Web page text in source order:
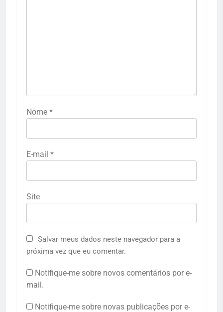
Nome *
E-mail *
Site
Salvar meus dados neste navegador para a
próxima vez que eu comentar.
Notifique-me sobre novos comentários por e-
mail.
Notifique-me sobre novas publicações por e-